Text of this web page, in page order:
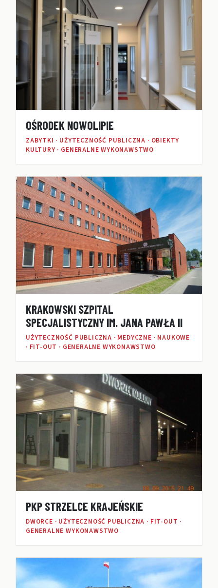
OŚRODEK NOWOLIPIE
ZABYTKI · UŻYTECZNOŚĆ PUBLICZNA · OBIEKTY
KULTURY · GENERALNE WYKONAWSTWO
KRAKOWSKI SZPITAL
SPECJALISTYCZNY IM. JANA PAWŁA II
UŻYTECZNOŚĆ PUBLICZNA · MEDYCZNE · NAUKOWE
· FIT-OUT · GENERALNE WYKONAWSTWO
PKP STRZELCE KRAJEŃSKIE
DWORCE · UŻYTECZNOŚĆ PUBLICZNA · FIT-OUT ·
GENERALNE WYKONAWSTWO